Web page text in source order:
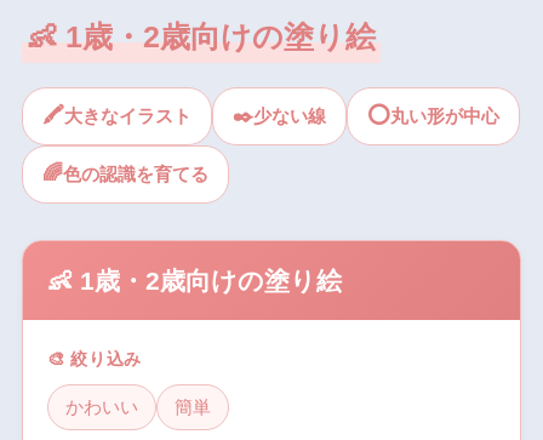
👶 1歳・2歳向けの塗り絵
🖍大きなイラスト ✒️少ない線 ⭕丸い形が中心
🌈色の認識を育てる
👶 1歳・2歳向けの塗り絵
🎨 絞り込み
かわいい 簡単